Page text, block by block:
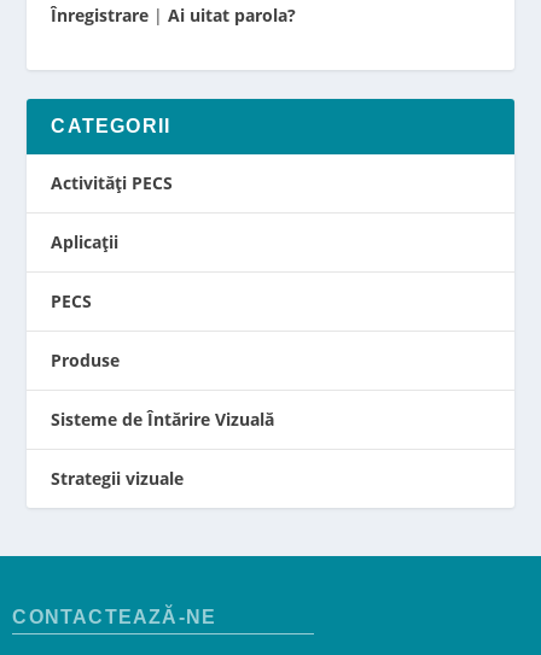
Înregistrare |Ai uitat parola?
CATEGORII
Activități PECS
Aplicații
PECS
Produse
Sisteme de Întărire Vizuală
Strategii vizuale
CONTACTEAZĂ-NE